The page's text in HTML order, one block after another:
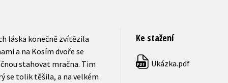
láska konečně zvítězila
a na Kosím dvoře se
stahovat mračna. Tim
se tolik těšila, a na velkém
Ke stažení
PDF Ukázka.pdf